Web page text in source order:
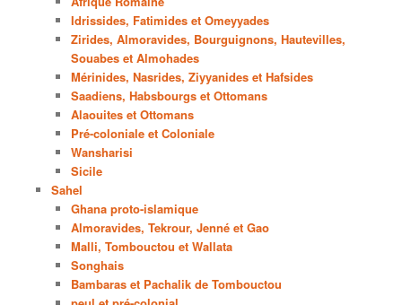
Idrissides, Fatimides et Omeyyades
Zirides, Almoravides, Bourguignons, Hautevilles,
Souabes et Almohades
Mérinides, Nasrides, Ziyyanides et Hafsides
Saadiens, Habsbourgs et Ottomans
Alaouites et Ottomans
Pré-coloniale et Coloniale
Wansharisi
Sicile
Sahel
Ghana proto-islamique
Almoravides, Tekrour, Jenné et Gao
Malli, Tombouctou et Wallata
Songhais
Bambaras et Pachalik de Tombouctou